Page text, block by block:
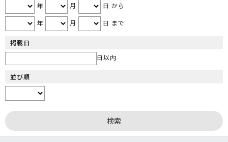
年
月
日 から
年
月 日 まで
掲載日
日以内
並び順